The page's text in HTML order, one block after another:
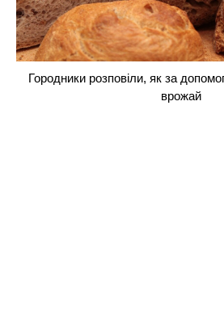
Городники розповіли, як за
врожай